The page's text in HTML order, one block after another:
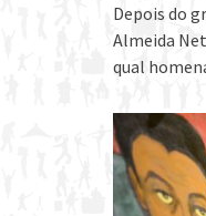
Depois do
Almeida
qual